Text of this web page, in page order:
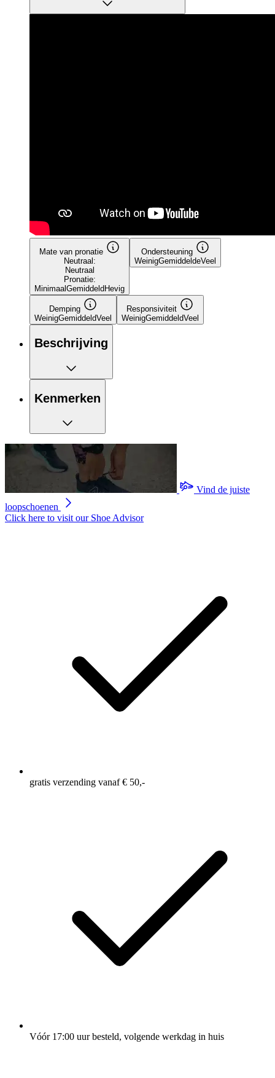
Mate van pronatie
Neutraal:
Neutraal
Pronatie:
Minimaal Gemiddeld Hevig
Ondersteuning
WeinigGemiddeldeVeel
Demping
WeinigGemiddeldVeel
Responsiviteit
WeinigGemiddeldVeel
Beschrijving
Kenmerken
Vind de juiste
loopschoenen
Click here to visit our Shoe Advisor
gratis verzending vanaf € 50,-
Vóór 17:00 uur besteld, volgende werkdag in huis